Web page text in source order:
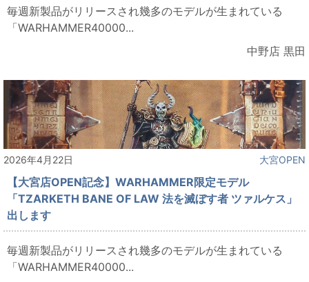
毎週新製品がリリースされ幾多のモデルが生まれている
「WARHAMMER40000...
中野店 黒田
2026年4月22日 大宮OPEN
【大宮店OPEN記念】WARHAMMER限定モデル
「TZARKETH BANE OF LAW 法を滅ぼす者 ツァルケス」
出します
毎週新製品がリリースされ幾多のモデルが生まれている
「WARHAMMER40000...